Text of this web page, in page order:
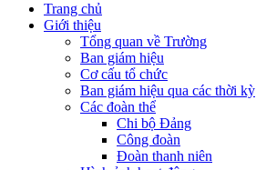
Trang chủ
Giới thiệu
Tổng quan về Trường
Ban giám hiệu
Cơ cấu tổ chức
Ban giám hiệu qua các thời kỳ
Các đoàn thể
Chi bộ Đảng
Công đoàn
Đoàn thanh niên